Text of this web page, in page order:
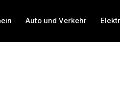
Auto und Verkehr